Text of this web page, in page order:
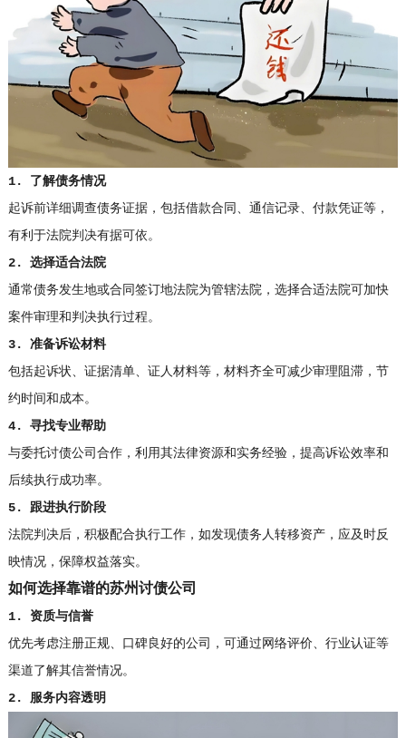
1. 了解债务情况
起诉前详细调查债务证据，包括借款合同、通信记录、付款凭证等，
有利于法院判决有据可依。
2. 选择适合法院
通常债务发生地或合同签订地法院为管辖法院，选择合适法院可加快
案件审理和判决执行过程。
3. 准备诉讼材料
包括起诉状、证据清单、证人材料等，材料齐全可减少审理阻滞，节
约时间和成本。
4. 寻找专业帮助
与委托讨债公司合作，利用其法律资源和实务经验，提高诉讼效率和
后续执行成功率。
5. 跟进执行阶段
法院判决后，积极配合执行工作，如发现债务人转移资产，应及时反
映情况，保障权益落实。
如何选择靠谱的苏州讨债公司
1. 资质与信誉
优先考虑注册正规、口碑良好的公司，可通过网络评价、行业认证等
渠道了解其信誉情况。
2. 服务内容透明